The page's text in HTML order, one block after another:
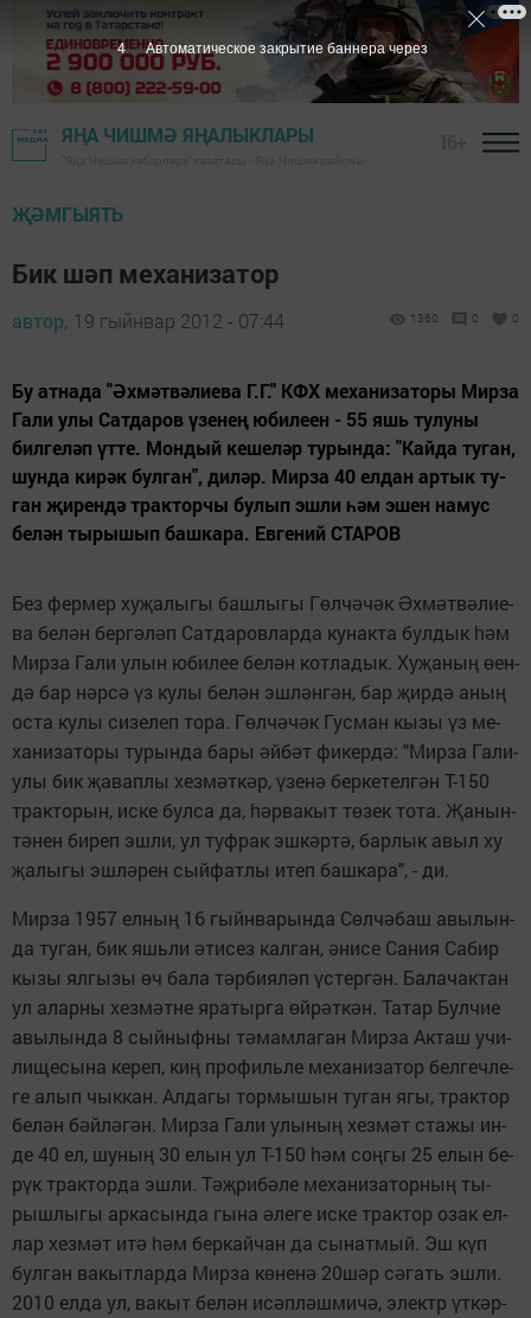
ЯҢА ЧИШМӘ ЯҢАЛЫКЛАРЫ
ҖӘМГЫЯТЬ
Бик шәп механизатор
автор, 19 гыйнвар 2012 - 07:44 1360 0 0
Бу ат­на­да "Әх­мәт­вә­ли­е­ва Г.Г." КФХ ме­ха­ни­за­то­ры Мир­за
Га­ли улы Сат­да­ров үзе­нең юби­ле­ен - 55 яшь ту­лу­ны
бил­ге­ләп үт­те. Мон­дый ке­ше­ләр ту­рын­да: "Кай­да ту­ган,
шун­да ки­рәк бул­ган", ди­ләр. Мир­за 40 ел­дан ар­тык ту­
ган җи­рен­дә трак­тор­чы бу­лып эш­ли һәм эшен на­мус
бе­лән ты­ры­шып баш­ка­ра. Ев­ге­ний СТА­РОВ
Без фер­мер ху­җа­лы­гы баш­лы­гы Гөл­чә­чәк Әх­мәт­вә­ли­е­
ва бе­лән бер­гә­ләп Сат­да­ров­лар­да ку­нак­та бул­дык һәм
Мир­за Га­ли улын юби­лее бе­лән кот­ла­дык. Ху­җа­ның өен­
дә бар нәр­сә үз ку­лы бе­лән эш­лән­гән, бар җир­дә аның
ос­та ку­лы си­зе­леп то­ра. Гөл­чә­чәк Гус­ма­н кызы үз ме­
ха­ни­за­то­ры ту­рын­да ба­ры әй­бәт фи­кер­дә: "Мир­за Га­ли­
улы бик җа­вап­лы хез­мәт­кәр, үзе­нә бер­ке­тел­гән Т-150
трак­то­рын, ис­ке бул­са да, һәр­ва­кыт тө­зек то­та. Җа­нын-
тә­нен би­реп эш­ли, ул туф­рак эш­кәр­тә, бар­лык авыл ху­
җа­лы­гы эш­лә­рен сый­фат­лы итеп баш­ка­ра", - ди.
Мир­за 1957 ел­ның 16 гыйн­ва­рын­да Сөл­чә­баш авы­лын­
да ту­ган, бик яшь­ли әти­сез кал­ган, әни­се Са­ния Са­бир
кы­зы ял­гы­зы өч ба­ла тәр­би­я­ләп үс­тер­гән. Ба­ла­чак­тан
ул алар­ны хез­мәт­не яра­тыр­га өй­рәт­кән. Та­тар Бул­чие
авы­лын­да 8 сый­ныф­ны тә­мам­ла­ган Мир­за Ак­таш учи­
ли­ще­сы­на ке­реп, киң про­филь­ле ме­ха­ни­за­тор бел­геч­ле­
ге алып чык­кан. Ал­да­гы тор­мы­шын ту­ган ягы, трак­тор
бе­лән бәй­лә­гән. Мир­за Га­ли улы­ның хез­мәт ста­жы ин­
де 40 ел, шу­ның 30 елын ул Т-150 һәм соң­гы 25 елын бе­
рүк трак­тор­да эш­ли. Тәҗ­ри­бә­ле ме­ха­ни­за­тор­ның ты­
рыш­лы­гы ар­ка­сын­да гы­на әле­ге ис­ке трак­тор озак ел­
лар хез­мәт итә һәм бер­кай­чан да сы­нат­мый. Эш күп
бул­ган ва­кыт­лар­да Мир­за кө­не­нә 20шәр сә­гать эш­ли.
2010 ел­да ул, ва­кыт бе­лән исәп­ләш­ми­чә, электр үт­кәр­
3 Автоматическое закрытие баннера через